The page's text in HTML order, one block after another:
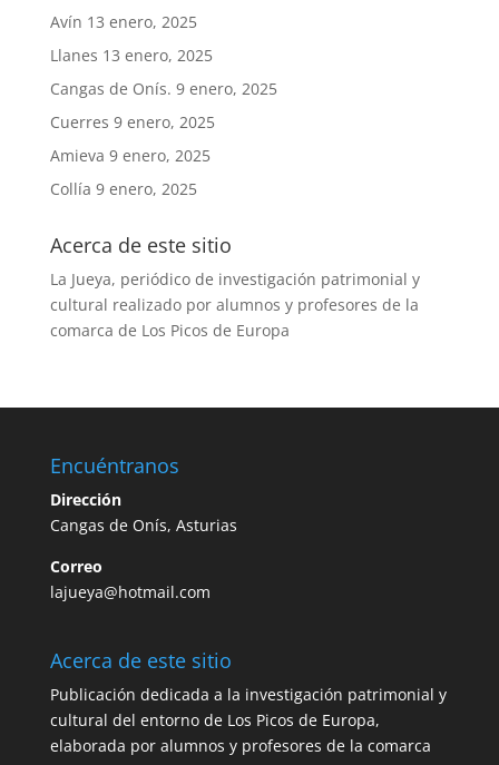
Avín 13 enero, 2025
Llanes 13 enero, 2025
Cangas de Onís. 9 enero, 2025
Cuerres 9 enero, 2025
Amieva 9 enero, 2025
Collía 9 enero, 2025
Acerca de este sitio
La Jueya, periódico de investigación patrimonial y
cultural realizado por alumnos y profesores de la
comarca de Los Picos de Europa
Encuéntranos
Dirección
Cangas de Onís, Asturias
Correo
lajueya@hotmail.com
Acerca de este sitio
Publicación dedicada a la investigación patrimonial y
cultural del entorno de Los Picos de Europa,
elaborada por alumnos y profesores de la comarca